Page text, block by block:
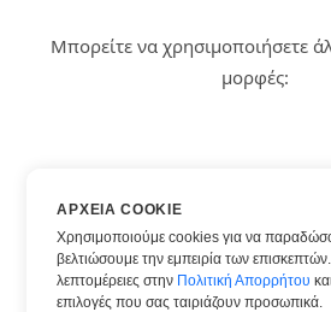
Μπορείτε να χρησιμοποιήσετε
μορφές:
DOCX
HTML
PDF
ΑΡΧΕΊΑ COOKIE
Χρησιμοποιούμε cookies για να
βελτιώσουμε την εμπειρία των επισκεπτών.
λεπτομέρειες στην Πολιτική Απορρήτου
επιλογές που σας ταιριάζουν προσωπικά.